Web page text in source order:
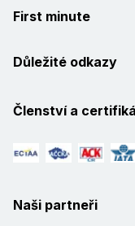
First minute
Důležité odkazy
Členství a
Naši partneři